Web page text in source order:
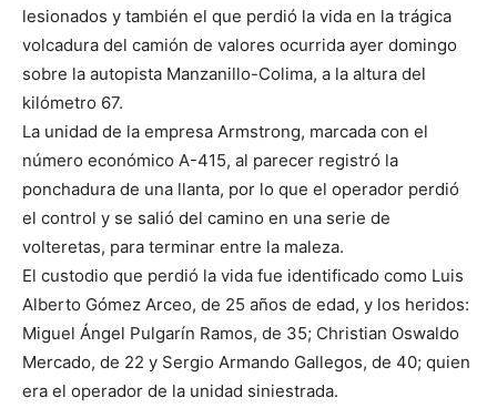
lesionados y también el que perdió la vida en la trágica
volcadura del camión de valores ocurrida ayer domingo
sobre la autopista Manzanillo-Colima, a la altura del
kilómetro 67.
La unidad de la empresa Armstrong, marcada con el
número económico A-415, al parecer registró la
ponchadura de una llanta, por lo que el operador perdió
el control y se salió del camino en una serie de
volteretas, para terminar entre la maleza.
El custodio que perdió la vida fue identificado como Luis
Alberto Gómez Arceo, de 25 años de edad, y los heridos:
Miguel Ángel Pulgarín Ramos, de 35; Christian Oswaldo
Mercado, de 22 y Sergio Armando Gallegos, de 40; quien
era el operador de la unidad siniestrada.